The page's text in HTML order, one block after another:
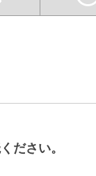
ださい。